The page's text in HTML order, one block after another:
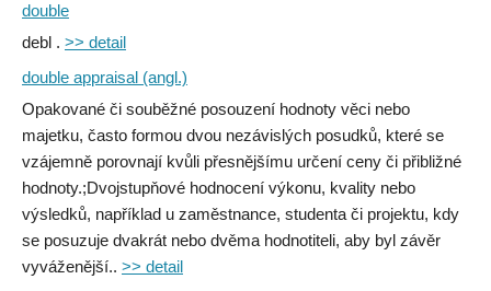
double
debl . >> detail
double appraisal (angl.)
Opakované či souběžné posouzení hodnoty věci nebo
majetku, často formou dvou nezávislých posudků, které se
vzájemně porovnají kvůli přesnějšímu určení ceny či přibližné
hodnoty.;Dvojstupňové hodnocení výkonu, kvality nebo
výsledků, například u zaměstnance, studenta či projektu, kdy
se posuzuje dvakrát nebo dvěma hodnotiteli, aby byl závěr
vyváženější.. >> detail